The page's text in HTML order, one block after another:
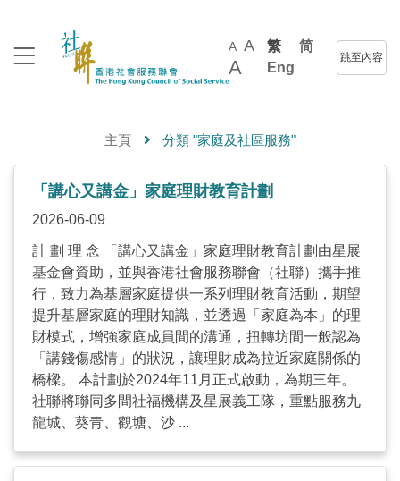
A A
A
繁
简
Eng
跳至內容
主頁 分類 "家庭及社區服務"
「講心又講金」家庭理財教育計劃
2026-06-09
計 劃 理 念 「講心又講金」家庭理財教育計劃由星展
基金會資助，並與香港社會服務聯會（社聯）攜手推
行，致力為基層家庭提供一系列理財教育活動，期望
提升基層家庭的理財知識，並透過「家庭為本」的理
財模式，增強家庭成員間的溝通，扭轉坊間一般認為
「講錢傷感情」的狀況，讓理財成為拉近家庭關係的
橋樑。 本計劃於2024年11月正式啟動，為期三年。
社聯將聯同多間社福機構及星展義工隊，重點服務九
龍城、葵青、觀塘、沙 ...